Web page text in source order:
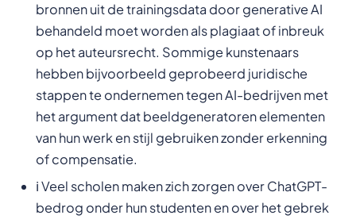
bronnen uit de trainingsdata door generative AI
behandeld moet worden als plagiaat of inbreuk
op het auteursrecht. Sommige kunstenaars
hebben bijvoorbeeld geprobeerd juridische
stappen te ondernemen tegen AI-bedrijven met
het argument dat beeldgeneratoren elementen
van hun werk en stijl gebruiken zonder erkenning
of compensatie.
ℹ️ Veel scholen maken zich zorgen over ChatGPT-
bedrog onder hun studenten en over het gebrek